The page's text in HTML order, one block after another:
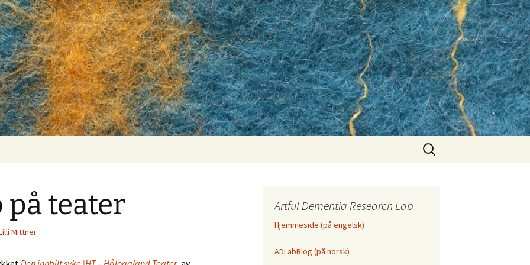
Search
for:
på teater
Mittner
Artful Dementia Research Lab
Hjemmeside (på engelsk)
ADLabBlog (på norsk)